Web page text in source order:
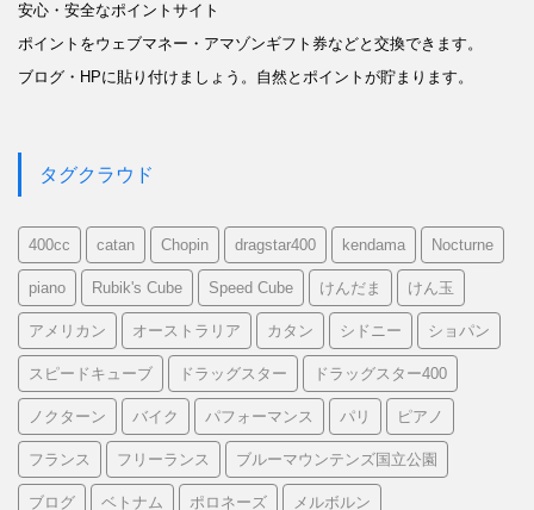
安心・安全なポイントサイト
ポイントをウェブマネー・アマゾンギフト券などと交換できます。
ブログ・HPに貼り付けましょう。自然とポイントが貯まります。
タグクラウド
400cc catan Chopin dragstar400 kendama Nocturne
piano Rubik's Cube Speed Cube けんだま けん玉
アメリカン オーストラリア カタン シドニー ショパン
スピードキューブ ドラッグスター ドラッグスター400
ノクターン バイク パフォーマンス パリ ピアノ
フランス フリーランス ブルーマウンテンズ国立公園
ブログ ベトナム ポロネーズ メルボルン